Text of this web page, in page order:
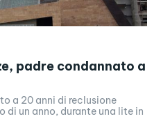
padre condannato a
a 20 anni di reclusione
di un anno, durante una lite in